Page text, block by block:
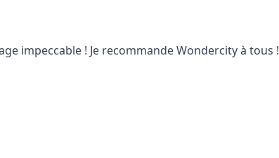
impeccable ! Je recommande Wondercity à tous !